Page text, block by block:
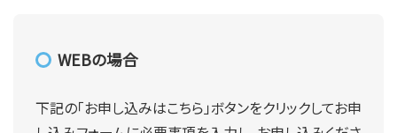
WEBの場合
下記の「お申し込みはこちら」ボタンをクリックしてお申